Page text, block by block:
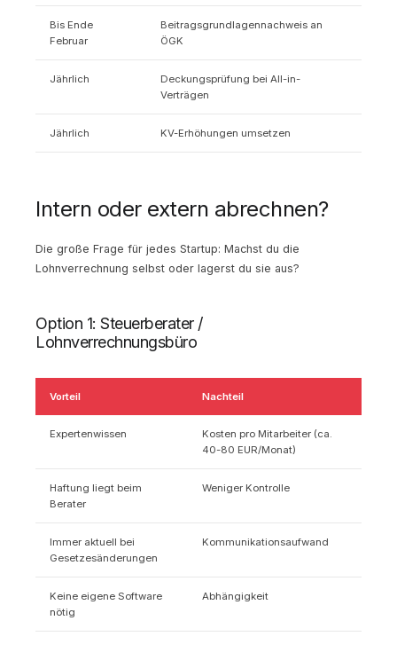
Bis Ende
Februar
Beitragsgrundlagennachweis an
ÖGK
Jährlich
Deckungsprüfung bei All-in-
Verträgen
Jährlich KV-Erhöhungen umsetzen
Intern oder extern abrechnen?
Die große Frage für jedes Startup: Machst du die
Lohnverrechnung selbst oder lagerst du sie aus?
Option 1: Steuerberater /
Lohnverrechnungsbüro
Vorteil Nachteil
Expertenwissen
Kosten pro Mitarbeiter (ca.
40-80 EUR/Monat)
Haftung liegt beim
Berater
Weniger Kontrolle
Immer aktuell bei
Gesetzesänderungen
Kommunikationsaufwand
Keine eigene Software
nötig
Abhängigkeit